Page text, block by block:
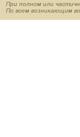
При полном или
По всем возникающим